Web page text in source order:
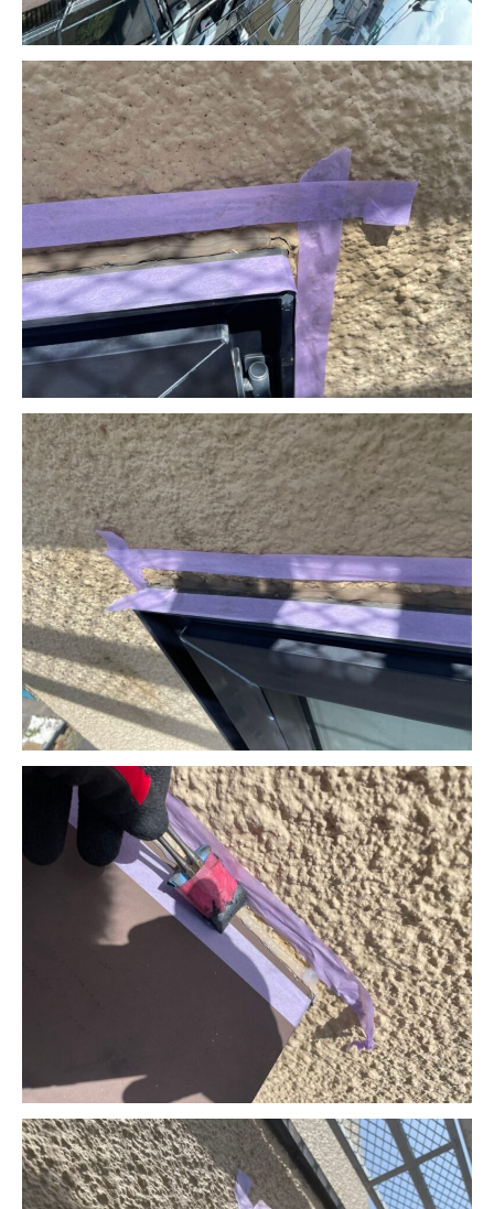
HOME
業務内容
施工の流れ
施工例
会社概要
お問い合わせ
サイトマップ
HOME 業務内容 料金 施工の流れ 施工例 会社概要